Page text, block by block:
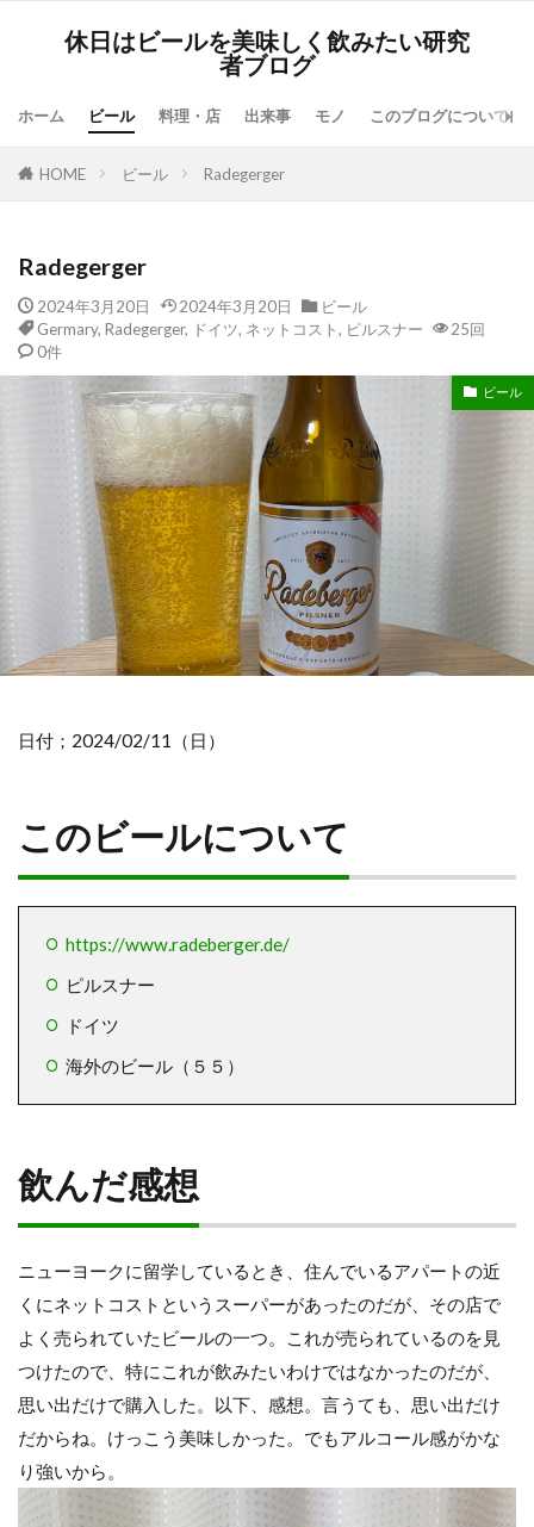
休日はビールを美味しく飲みたい研究
者ブログ
ホーム ビール 料理・店 出来事 モノ このブログについて
HOME ビール Radegerger
Radegerger
2024年3月20日 2024年3月20日
ビール
Germary, Radegerger, ドイツ, ネットコスト, ピルスナー
25回
0件
ビール
日付；2024/02/11（日）
このビールについて
https://www.radeberger.de/
ピルスナー
ドイツ
海外のビール（５５）
飲んだ感想
ニューヨークに留学しているとき、住んでいるアパートの近
くにネットコストというスーパーがあったのだが、その店で
よく売られていたビールの一つ。これが売られているのを見
つけたので、特にこれが飲みたいわけではなかったのだが、
思い出だけで購入した。以下、感想。言うても、思い出だけ
だからね。けっこう美味しかった。でもアルコール感がかな
り強いから。